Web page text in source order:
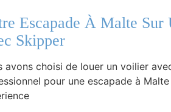
Escapade À Malte
Skipper
avons choisi de louer un voilier
pour une escapade à